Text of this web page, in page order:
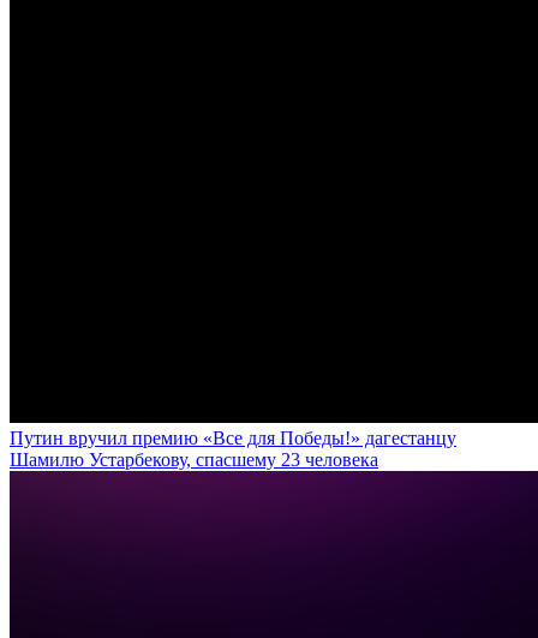
Путин вручил премию «Все для Победы!» дагестанцу
Шамилю Устарбекову, спасшему 23 человека